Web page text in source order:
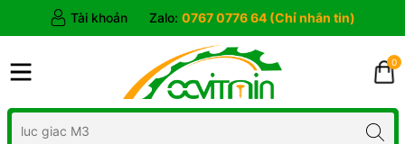
Tài khoản Zalo: 0767 0776 64 (Chỉ nhắn tin)
0